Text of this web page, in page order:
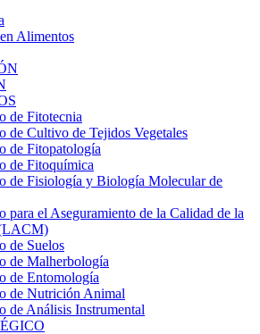
Alimentos
de Fitotecnia
de Cultivo de Tejidos Vegetales
de Fitopatología
de Fitoquímica
de Fisiología y Biología Molecular de
para el Aseguramiento de la Calidad de la
de Suelos
de Malherbología
de Entomología
de Nutrición Animal
de Análisis Instrumental